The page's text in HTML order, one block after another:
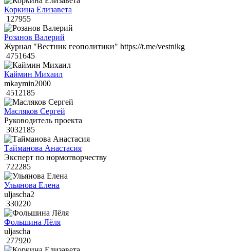
Коркина Елизавета
127955
Розанов Валерий
Журнал "Вестник геополитики" https://t.me/vestnikg
4751645
Каймин Михаил
mkaymin2000
4512185
Масляков Сергей
Руководитель проекта
3032185
Тайманова Анастасия
Эксперт по нормотворчеству
722285
Ульянова Елена
uljascha2
330220
Фольшина Лёля
uljascha
277920